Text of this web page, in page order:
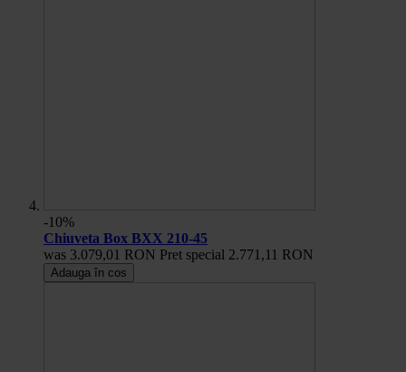
-10%
Chiuveta Box BXX 210-45
was 3.079,01 RON Pret special 2.771,11 RON
Adauga în cos